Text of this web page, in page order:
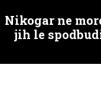
Nikogar ne
jih le